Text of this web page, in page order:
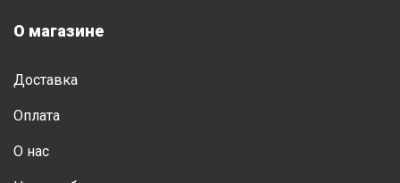
О магазине
Доставка
Оплата
О нас